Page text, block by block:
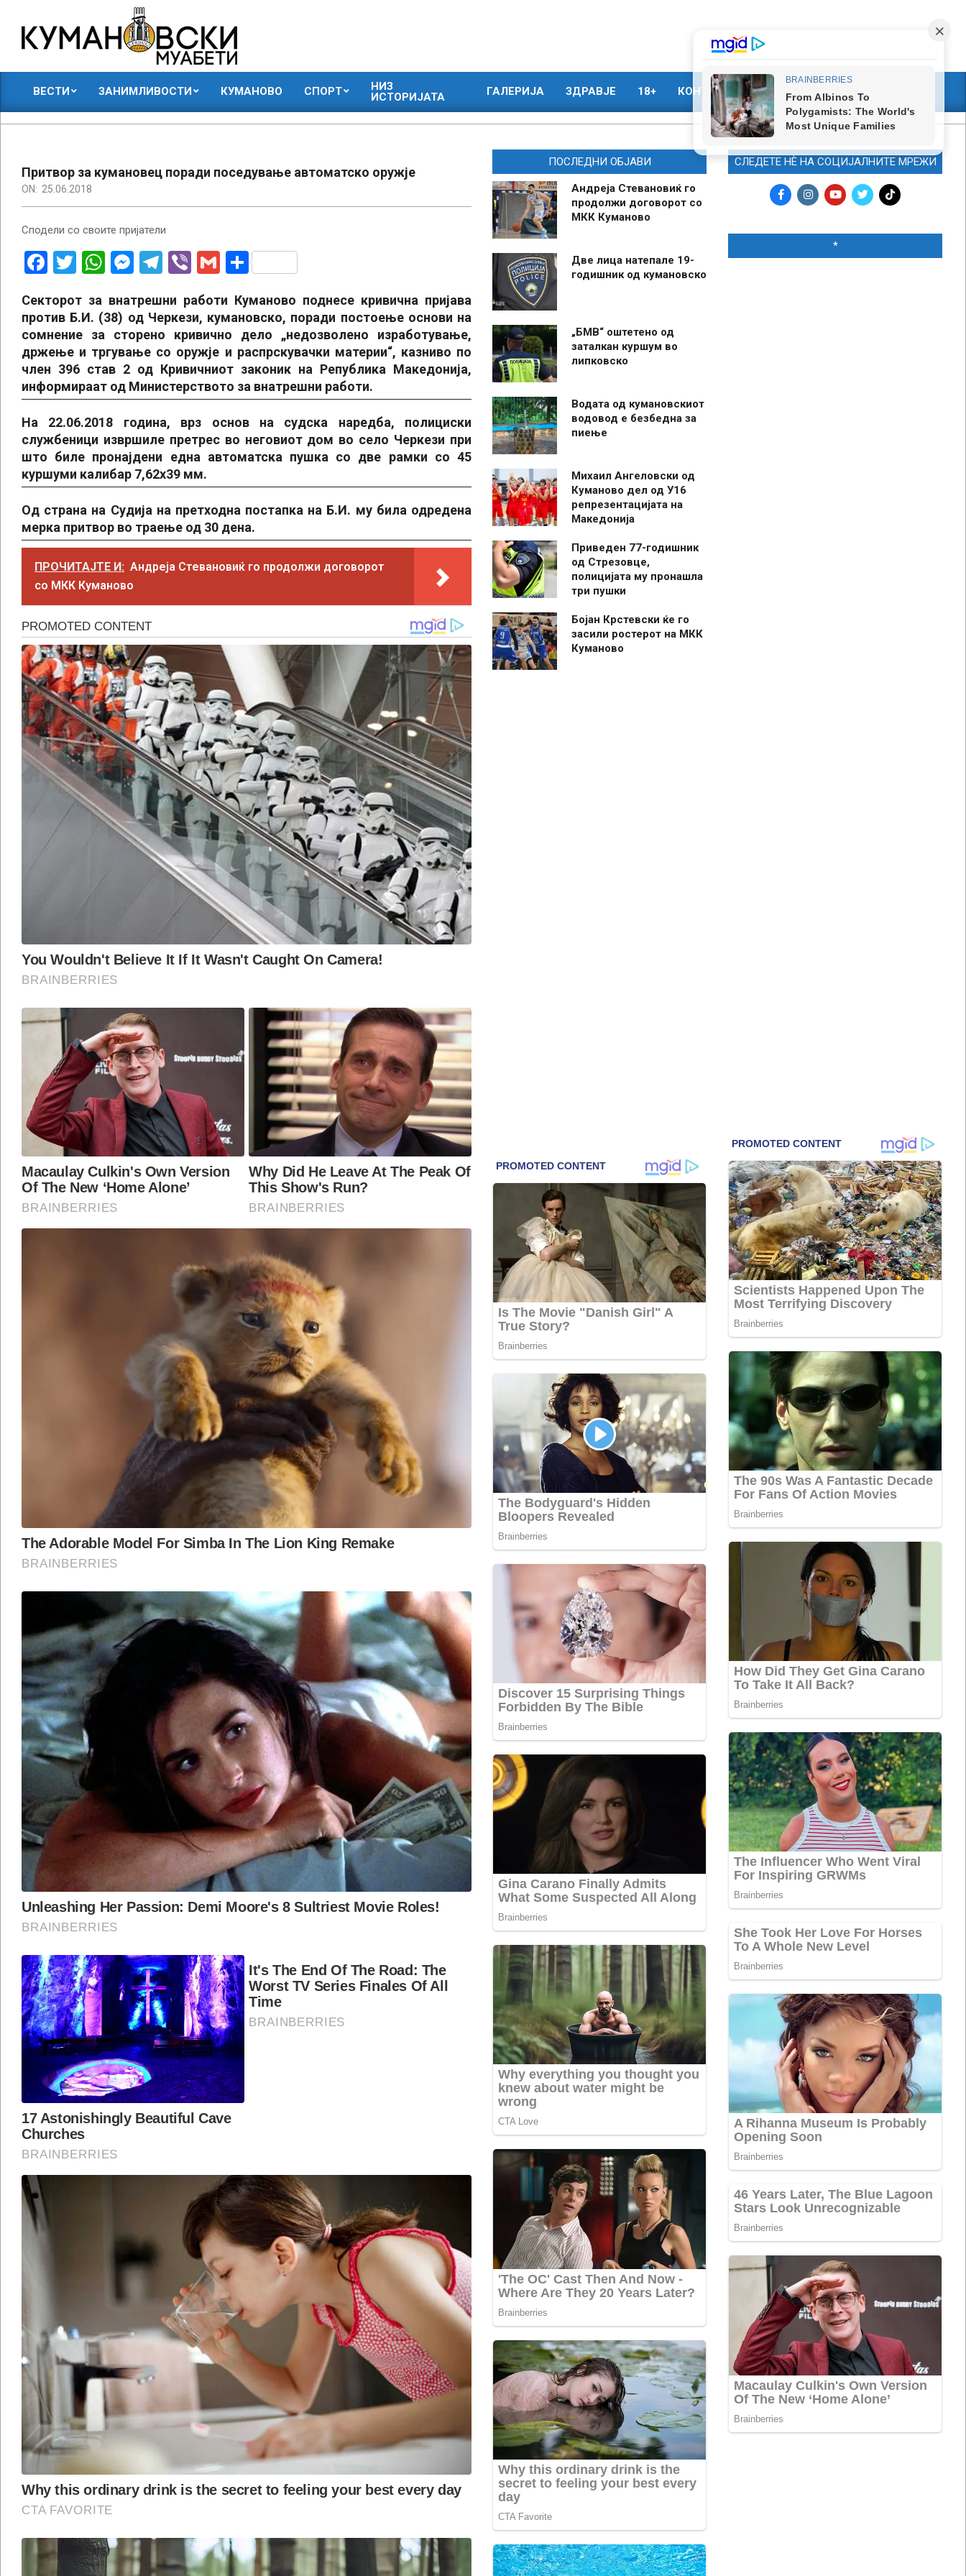
content
КУМАНОВСКИ
МУАБЕТИ
ВЕСТИ ЗАНИМЛИВОСТИ КУМАНОВО СПОРТ
НИЗ
ИСТОРИЈАТА
ГАЛЕРИЈА ЗДРАВЈЕ 18+ КОНТАКТ МАРКЕТИНГ
Притвор за кумановец поради поседување автоматско оружје
ON: 25.06.2018
Сподели со своите пријатели
Facebook
Twitter
WhatsApp
Messenger
Telegram
ViberGmailShare
Секторот за внатрешни работи Куманово поднесе кривична пријава
против Б.И. (38) од Черкези, кумановско, поради постоење основи на
сомнение за сторено кривично дело „недозволено изработување,
држење и тргување со оружје и распрскувачки материи“, казниво по
член 396 став 2 од Кривичниот законик на Република Македонија,
информираат од Министерството за внатрешни работи.
На 22.06.2018 година, врз основ на судска наредба, полициски
службеници извршиле претрес во неговиот дом во село Черкези при
што биле пронајдени една автоматска пушка со две рамки со 45
куршуми калибар 7,62х39 мм.
Од страна на Судија на претходна постапка на Б.И. му била одредена
мерка притвор во траење од 30 дена.
ПРОЧИТАЈТЕ И: Андреја Стевановиќ го продолжи договорот
со МКК Куманово
ПОСЛЕДНИ ОБЈАВИ
Андреја Стевановиќ го
продолжи договорот со
МКК Куманово
Две лица натепале 19-
годишник од кумановско
„БМВ“ оштетено од
заталкан куршум во
липковско
Водата од кумановскиот
водовод е безбедна за
пиење
Михаил Ангеловски од
Куманово дел од У16
репрезентацијата на
Македонија
Приведен 77-годишник
од Стрезовце,
полицијата му пронашла
три пушки
Бојан Крстевски ќе го
засили ростерот на МКК
Куманово
СЛЕДЕТЕ НЀ НА СОЦИЈАЛНИТЕ МРЕЖИ
*